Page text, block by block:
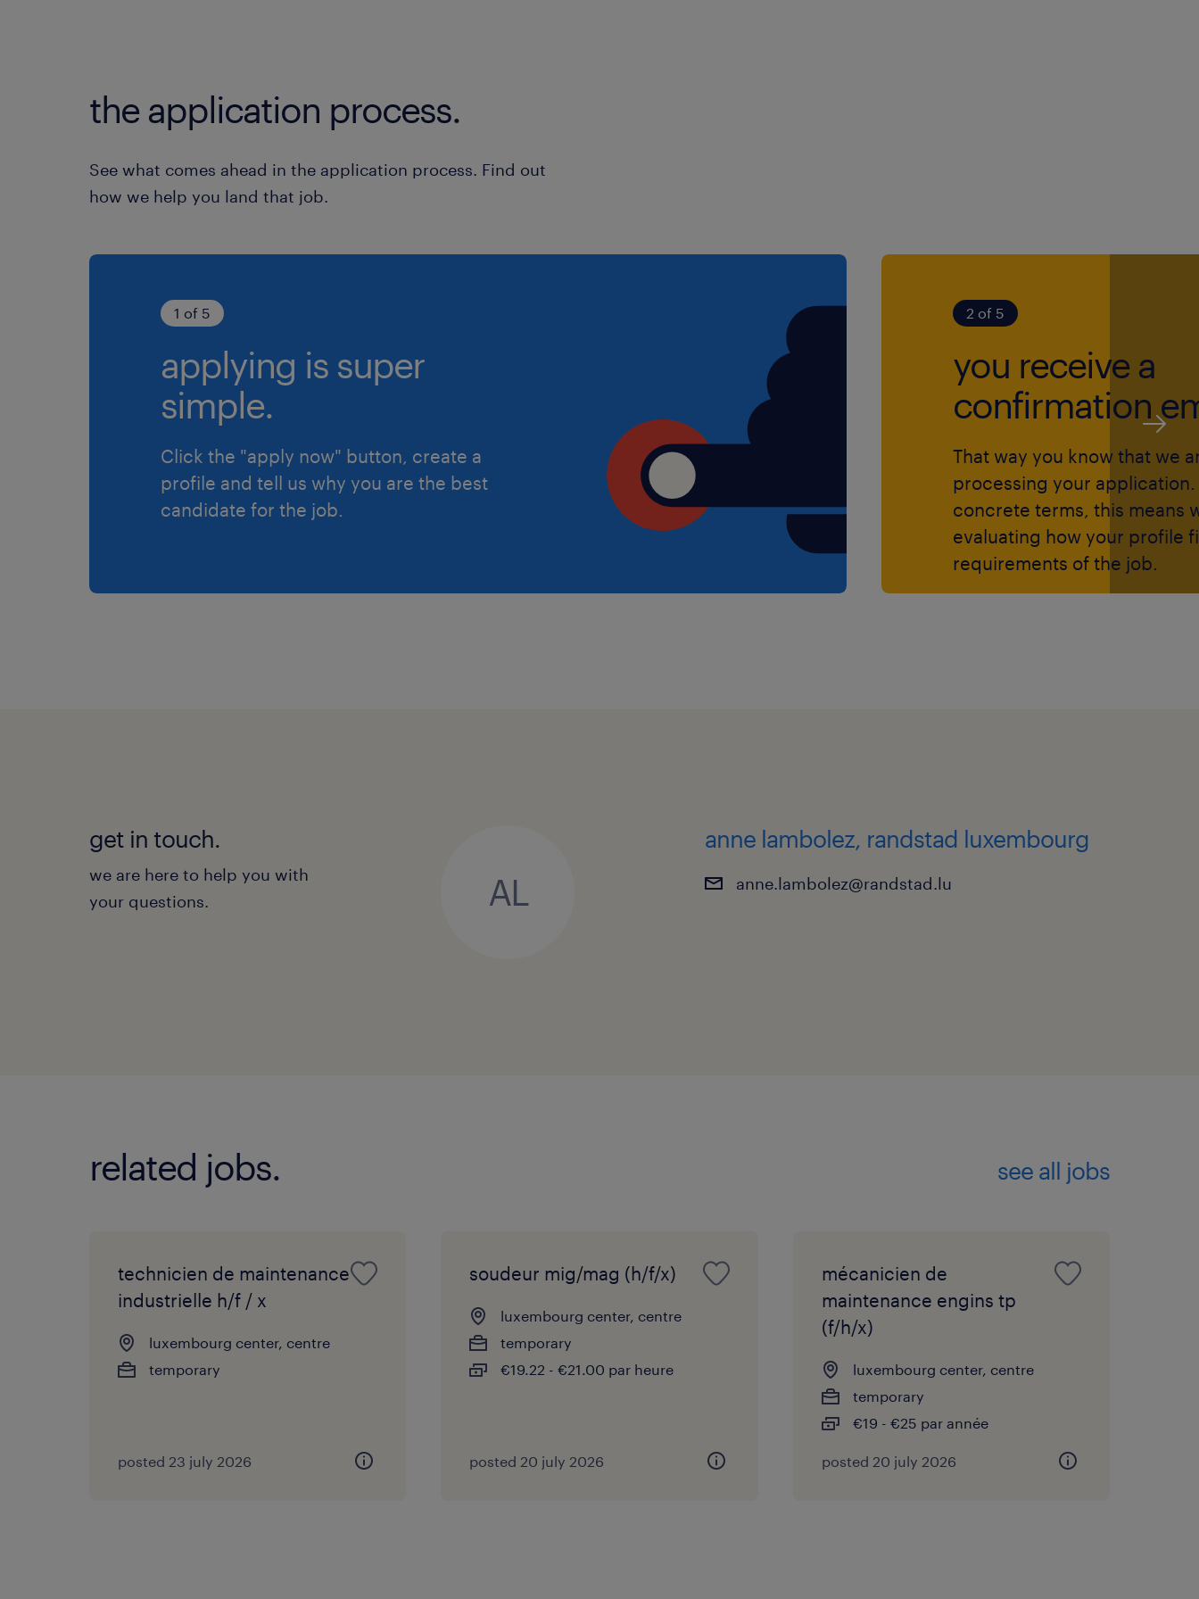
sa place et à exercer son métier avec plaisir,
o D’intégrer une entreprise qui agit en faveur du
objectifs de responsabilité sociétale du groupe,
o Des formations continues pour élargir vos champs de
o Un package salarial en ligne avec votre expérience et des
avantages extra-légaux.
Votre contrat
Date de commencement : dès que possible
Localisation : Grand-duché de Luxembourg
Adressez-nous votre CV accompagné d'une lettre de
motivation en indiquant la référence RPRO-INGELEC-2026.
the application process.
See what comes ahead in the application process. Find out
how we help you land that job.
1 of 5
applying is super
simple.
Click the "apply now" button, create a
profile and tell us why you are the best
candidate for the job.
2 of 5
you receive a
confirmation
That way you know that we
processing your application.
concrete terms, this means
evaluating how your profile
requirements of the job.
get in touch.
we are here to help you with
your questions.
AL
anne lambolez, randstad luxembourg
anne.lambolez@randstad.lu
related jobs. see all jobs
technicien de maintenance
industrielle h/f / x
luxembourg center, centre
temporary
posted 23 july 2026
soudeur mig/mag (h/f/x)
luxembourg center, centre
temporary
€19.22 - €21.00 par heure
posted 20 july 2026
mécanicien de
maintenance engins tp
(f/h/x)
luxembourg center, centre
temporary
€19 - €25 par année
posted 20 july 2026